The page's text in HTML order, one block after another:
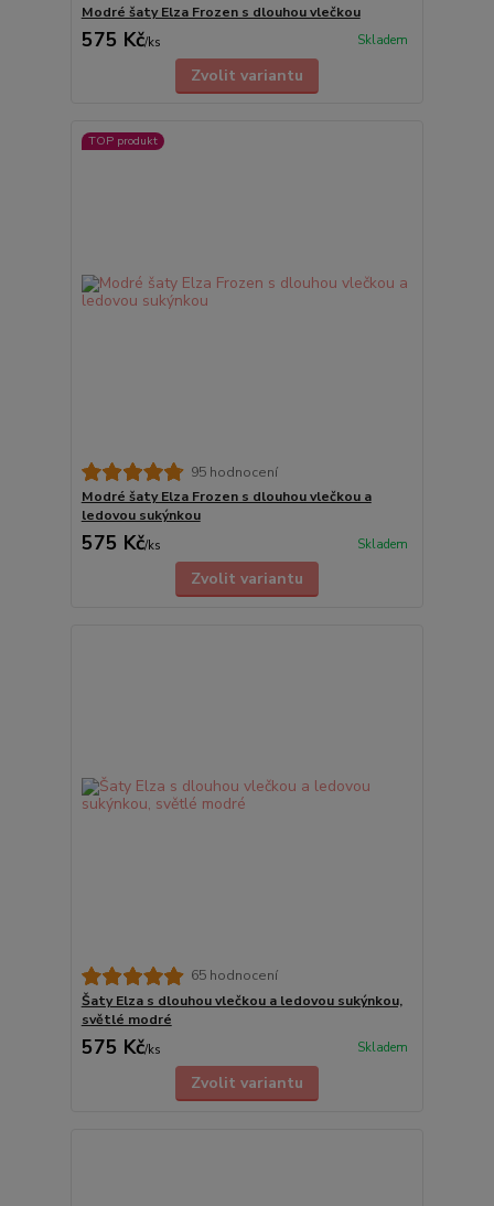
Modré šaty Elza Frozen s dlouhou vlečkou
575 Kč/ks Skladem
Zvolit variantu
TOP produkt
95 hodnocení
Modré šaty Elza Frozen s dlouhou vlečkou a
ledovou sukýnkou
575 Kč/ks Skladem
Zvolit variantu
65 hodnocení
Šaty Elza s dlouhou vlečkou a ledovou sukýnkou,
světlé modré
575 Kč/ks Skladem
Zvolit variantu